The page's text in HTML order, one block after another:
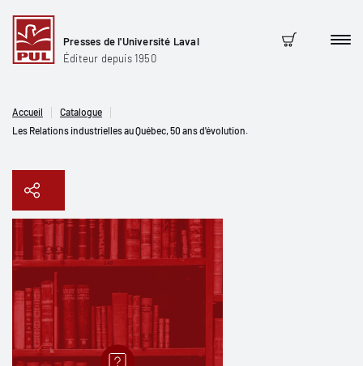
Presses de l'Université Laval
Éditeur depuis 1950
Panier
Accueil
Catalogue
Les Relations industrielles au Québec, 50 ans d'évolution.
Copier le lien